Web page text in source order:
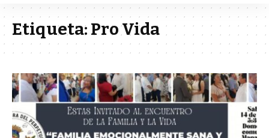
Etiqueta: Pro Vida